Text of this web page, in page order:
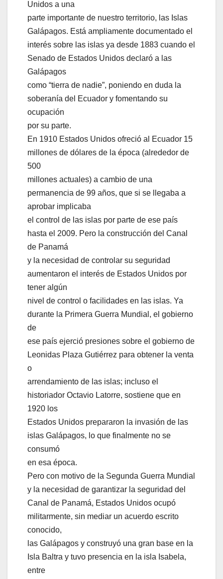
Unidos a una
parte importante de nuestro territorio, las Islas
Galápagos. Está ampliamente documentado el
interés sobre las islas ya desde 1883 cuando el
Senado de Estados Unidos declaró a las
Galápagos
como “tierra de nadie”, poniendo en duda la
soberanía del Ecuador y fomentando su
ocupación
por su parte.
En 1910 Estados Unidos ofreció al Ecuador 15
millones de dólares de la época (alrededor de
500
millones actuales) a cambio de una
permanencia de 99 años, que si se llegaba a
aprobar implicaba
el control de las islas por parte de ese país
hasta el 2009. Pero la construcción del Canal
de Panamá
y la necesidad de controlar su seguridad
aumentaron el interés de Estados Unidos por
tener algún
nivel de control o facilidades en las islas. Ya
durante la Primera Guerra Mundial, el gobierno
de
ese país ejerció presiones sobre el gobierno de
Leonidas Plaza Gutiérrez para obtener la venta
o
arrendamiento de las islas; incluso el
historiador Octavio Latorre, sostiene que en
1920 los
Estados Unidos prepararon la invasión de las
islas Galápagos, lo que finalmente no se
consumó
en esa época.
Pero con motivo de la Segunda Guerra Mundial
y la necesidad de garantizar la seguridad del
Canal de Panamá, Estados Unidos ocupó
militarmente, sin mediar un acuerdo escrito
conocido,
las Galápagos y construyó una gran base en la
Isla Baltra y tuvo presencia en la isla Isabela,
entre